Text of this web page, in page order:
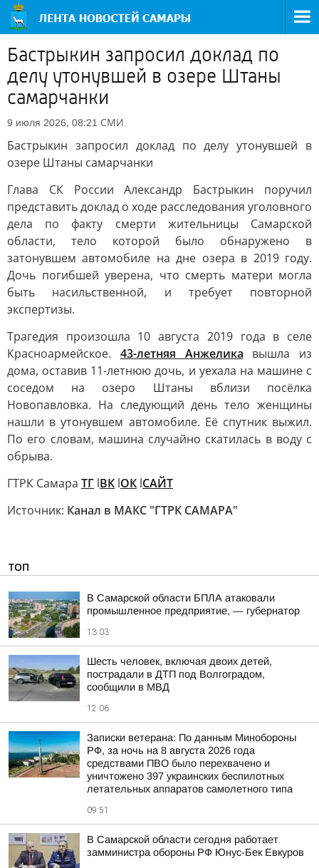
Бастрыкин запросил доклад по
делу утонувшей в озере Штаны
самарчанки
9 июля 2026, 08:21 СМИ
Бастрыкин запросил доклад по делу утонувшей в
озере Штаны самарчанки
Глава СК России Александр Бастрыкин поручил
представить доклад о ходе расследования уголовного
дела по факту смерти жительницы Самарской
области, тело которой было обнаружено в
затонувшем автомобиле на дне озера в 2019 году.
Дочь погибшей уверена, что смерть матери могла
быть насильственной, и требует повторной
экспертизы.
Трагедия произошла 10 августа 2019 года в селе
Красноармейское. 43-летняя Анжелика вышла из
дома, оставив 11-летнюю дочь, и уехала на машине с
соседом на озеро Штаны вблизи посёлка
Новопавловка. На следующий день тело женщины
нашли в утонувшем автомобиле. Её спутник выжил.
По его словам, машина случайно скатилась в воду с
обрыва.
ГТРК Самара ТГ lВК lОК lСАЙТ
Источник: Канал в МАКС "ГТРК САМАРА"
ТОП
В Самарской области БПЛА атаковали
промышленное предприятие, — губернатор
13:03
Шесть человек, включая двоих детей,
пострадали в ДТП под Волгоградом,
сообщили в МВД
12:06
Записки ветерана: По данным Минобороны
РФ, за ночь на 8 августа 2026 года
средствами ПВО было перехвачено и
уничтожено 397 украинских беспилотных
летательных аппаратов самолетного типа
09:51
В Самарской области сегодня работает
замминистра обороны РФ Юнус-Бек Евкуров